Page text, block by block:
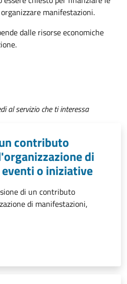
manifestazioni.
dalle risorse economiche
al servizio che ti interessa
contributo
di
o iniziative
di un contributo
di manifestazioni,